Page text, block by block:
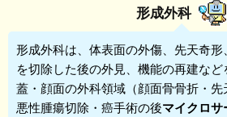
形成外科
形成外科は、体表面の外傷、先天奇
を切除した後の外見、機能の再建な
蓋・顔面の外科領域（顔面骨骨折・先
悪性腫瘍切除・癌手術の後マイクロ